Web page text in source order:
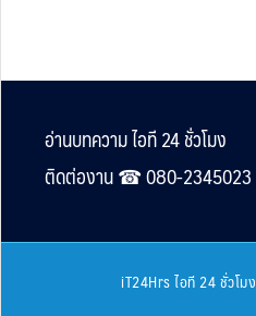
Footer
อ่านบทความ ไอที 24 ชั่วโมง
ติดต่องาน ☎︎ 080-2345023
iT24Hrs ไอที 24 ชั่วโมง